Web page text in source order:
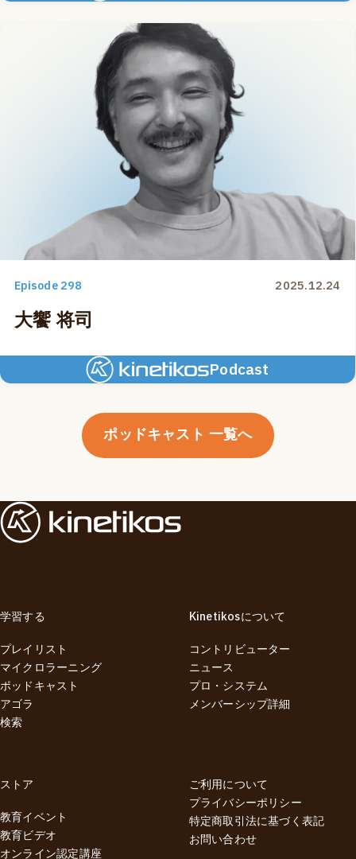
Episode 298 2025.12.24
大饗 将司
Podcast
ポッドキャスト 一覧へ
学習する
プレイリスト
マイクロラーニング
ポッドキャスト
アゴラ
検索
Kinetikosについて
コントリビューター
ニュース
プロ・システム
メンバーシップ詳細
ストア
教育イベント
教育ビデオ
オンライン認定講座
ご利用について
プライバシーポリシー
特定商取引法に基づく表記
お問い合わせ